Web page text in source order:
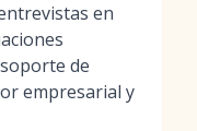
en
de
empresarial y